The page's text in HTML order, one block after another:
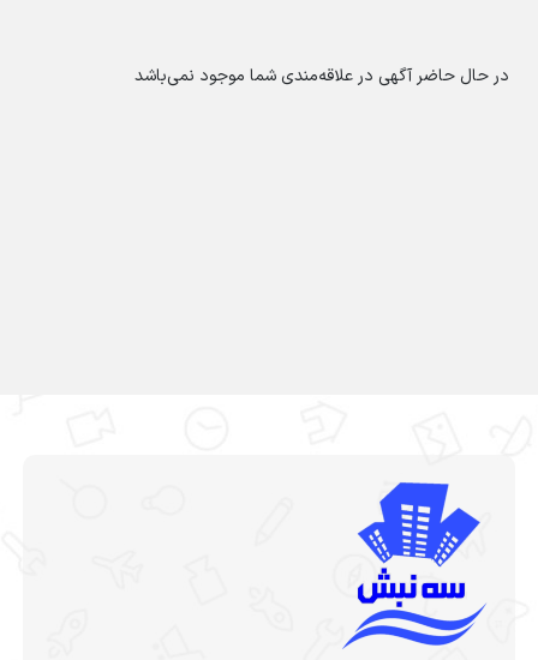
در حال حاضر آگهی در علاقه‌مندی شما موجود نمی‌باشد